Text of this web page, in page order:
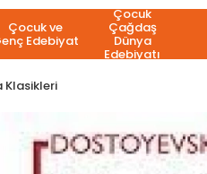
Çocuk ve
Edebiyat
Çocuk
Çağdaş
Dünya
Edebiyatı
Klasikleri